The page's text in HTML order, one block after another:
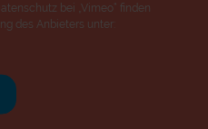
bei „Vimeo“ finden
des Anbieters unter: